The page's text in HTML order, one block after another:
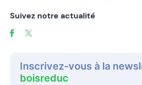
Suivez notre actualité
Inscrivez-vous à la
boisreduc